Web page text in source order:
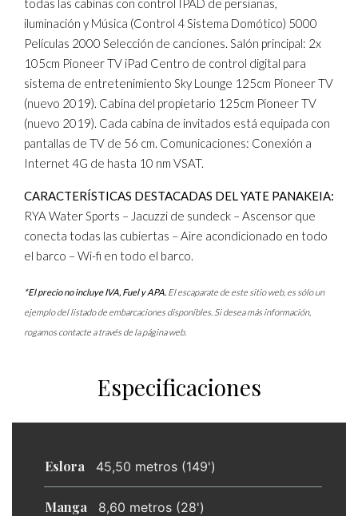
todas las cabinas con control IPAD de persianas,
iluminación y Música (Control 4 Sistema Domótico) 5000
Películas 2000 Selección de canciones. Salón principal: 2x
105cm Pioneer TV iPad Centro de control digital para
sistema de entretenimiento Sky Lounge 125cm Pioneer TV
(nuevo 2019). Cabina del propietario 125cm Pioneer TV
(nuevo 2019). Cada cabina de invitados está equipada con
pantallas de TV de 56 cm. Comunicaciones: Conexión a
Internet 4G de hasta 10 nm VSAT.
CARACTERÍSTICAS DESTACADAS DEL YATE PANAKEIA:
RYA Water Sports – Jacuzzi de sundeck – Ascensor que
conecta todas las cubiertas – Aire acondicionado en todo
el barco – Wi-fi en todo el barco.
*El precio no incluye IVA, Fuel y APA. El escaparate de este sitio web, es sólo un
ejemplo del listado de embarcaciones disponibles. Si desea más información,
rogamos contacte a través de la página web.
Especificaciones
Eslora 45,50 metros (149')
Manga 8,60 metros (28')